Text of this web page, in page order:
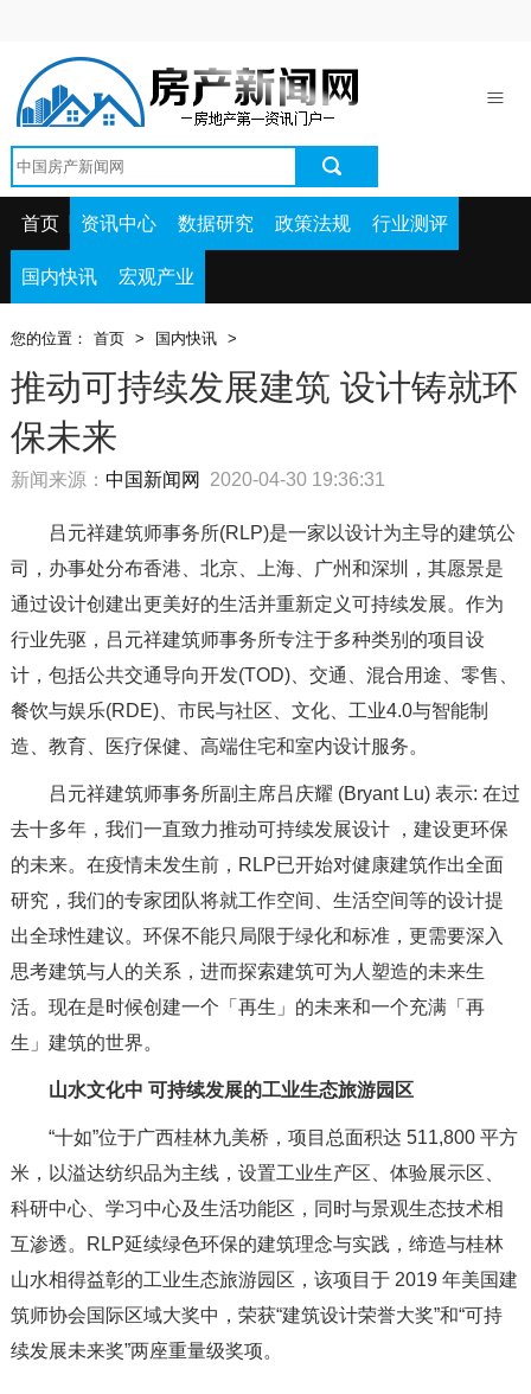
资讯中心
政策法规
国内快讯
首页 资讯中心 数据研究 政策法规 行业测评
国内快讯 宏观产业
您的位置： 首页 > 国内快讯 >
推动可持续发展建筑 设计铸就环
保未来
新闻来源： 中国新闻网 2020-04-30 19:36:31
吕元祥建筑师事务所(RLP)是一家以设计为主导的建筑公
司，办事处分布香港、北京、上海、广州和深圳，其愿景是
通过设计创建出更美好的生活并重新定义可持续发展。作为
行业先驱，吕元祥建筑师事务所专注于多种类别的项目设
计，包括公共交通导向开发(TOD)、交通、混合用途、零售、
餐饮与娱乐(RDE)、市民与社区、文化、工业4.0与智能制
造、教育、医疗保健、高端住宅和室内设计服务。
吕元祥建筑师事务所副主席吕庆耀 (Bryant Lu) 表示: 在过
去十多年，我们一直致力推动可持续发展设计 ，建设更环保
的未来。在疫情未发生前，RLP已开始对健康建筑作出全面
研究，我们的专家团队将就工作空间、生活空间等的设计提
出全球性建议。环保不能只局限于绿化和标准，更需要深入
思考建筑与人的关系，进而探索建筑可为人塑造的未来生
活。现在是时候创建一个「再生」的未来和一个充满「再
生」建筑的世界。
山水文化中 可持续发展的工业生态旅游园区
“十如”位于广西桂林九美桥，项目总面积达 511,800 平方
米，以溢达纺织品为主线，设置工业生产区、体验展示区、
科研中心、学习中心及生活功能区，同时与景观生态技术相
互渗透。RLP延续绿色环保的建筑理念与实践，缔造与桂林
山水相得益彰的工业生态旅游园区，该项目于 2019 年美国建
筑师协会国际区域大奖中，荣获“建筑设计荣誉大奖”和“可持
续发展未来奖”两座重量级奖项。